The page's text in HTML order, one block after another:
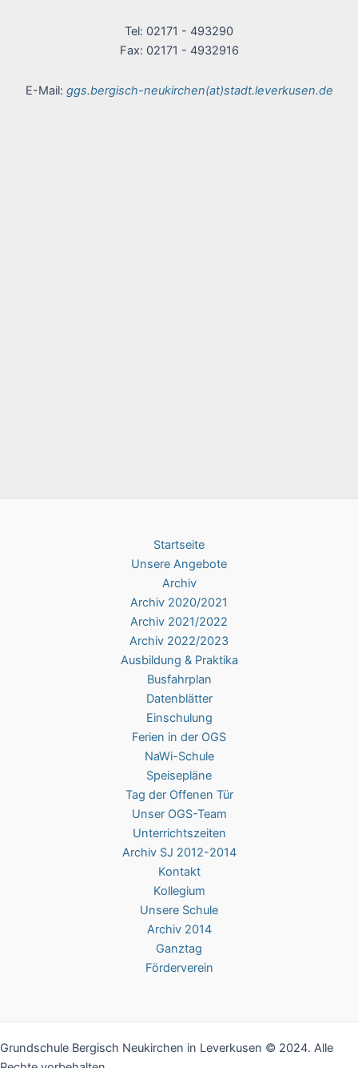
Tel: 02171 - 493290
Fax: 02171 - 4932916
E-Mail: ggs.bergisch-neukirchen(at)stadt.leverkusen.de
Startseite
Unsere Angebote
Archiv
Archiv 2020/2021
Archiv 2021/2022
Archiv 2022/2023
Ausbildung & Praktika
Busfahrplan
Datenblätter
Einschulung
Ferien in der OGS
NaWi-Schule
Speisepläne
Tag der Offenen Tür
Unser OGS-Team
Unterrichtszeiten
Archiv SJ 2012-2014
Kontakt
Kollegium
Unsere Schule
Archiv 2014
Ganztag
Förderverein
Grundschule Bergisch Neukirchen in Leverkusen © 2024. Alle